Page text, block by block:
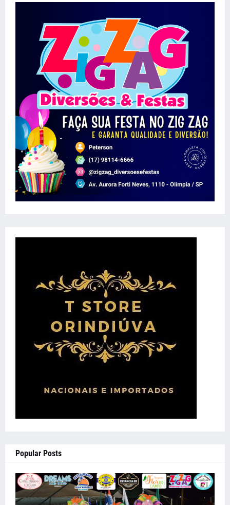
Popular Posts